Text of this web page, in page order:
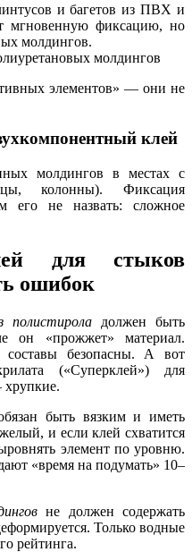
и багетов из ПВХ и
мгновенную фиксацию, но
молдингов.
элементов» — они не
клей
молдингов в местах с
колонны). Фиксация
его не назвать: сложное
для стыков
ошибок
полистирола должен быть
«прожжет» материал.
безопасны. А вот
(«Суперклей») для
быть вязким и иметь
и если клей схватится
элемент по уровню.
«время на подумать» 10–
не должен содержать
Только водные
рейтинга.